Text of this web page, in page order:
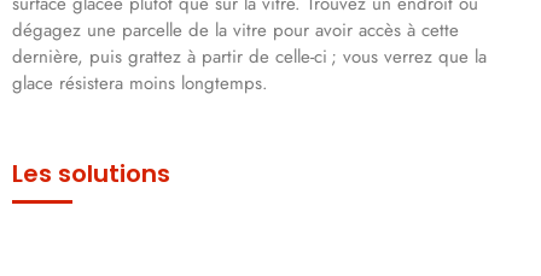
dégagez une parcelle de la vitre pour avoir accès à cette
dernière, puis grattez à partir de celle-ci ; vous verrez que la
glace résistera moins longtemps.
Les solutions